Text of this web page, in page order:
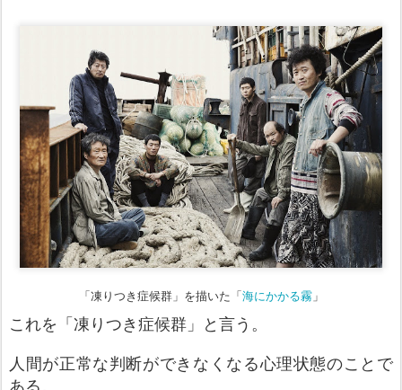
「凍りつき症候群」を描いた「海にかかる霧」
これを「凍りつき症候群」と言う。
人間が正常な判断ができなくなる心理状態のことで
ある。